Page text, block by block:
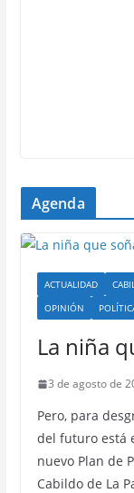
Agenda
ACTUALIDAD
OPINIÓN
La niña
3 de agosto de
Pero, para
del futuro está
nuevo Plan de
Cabildo de La